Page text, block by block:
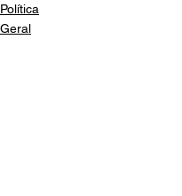
Política
Geral